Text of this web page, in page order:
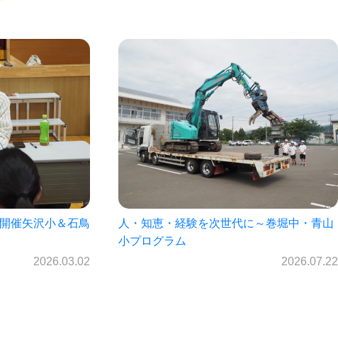
～巻堀中・青山
2026.07.22
菊池雄星投手の母校見前中学校プログラム
（7月1日開催）
2026.07.10